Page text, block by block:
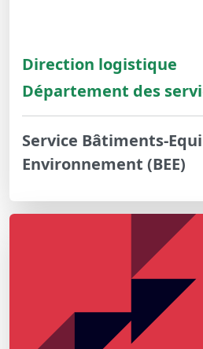
Direction logistique
Département des
Service Bâtiments-
Environnement (BEE)